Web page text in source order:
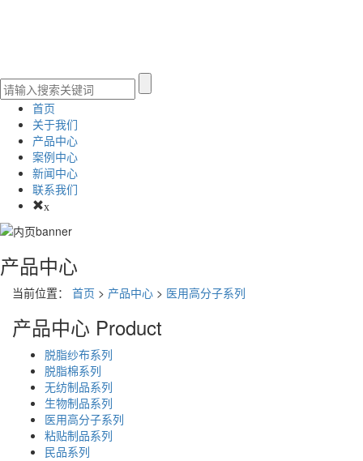
首页
关于我们
产品中心
案例中心
新闻中心
联系我们
x
产品中心
当前位置： 首页 > 产品中心 > 医用高分子系列
产品中心 Product
脱脂纱布系列
脱脂棉系列
无纺制品系列
生物制品系列
医用高分子系列
粘贴制品系列
民品系列